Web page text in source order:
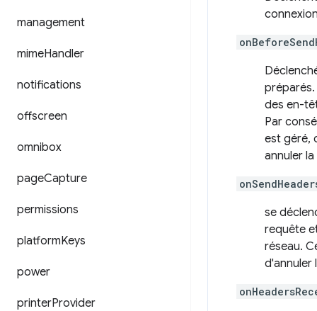
management
mimeHandler
notifications
offscreen
omnibox
pageCapture
permissions
platformKeys
power
printerProvider
des en-
Par
est géré,
annuler
se
requête
réseau.
d'annuler